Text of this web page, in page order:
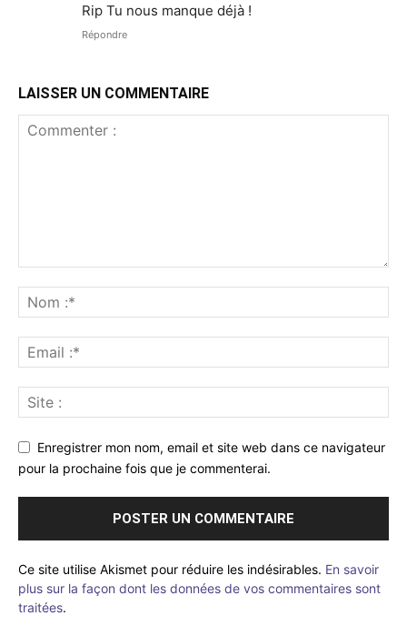
Rip Tu nous manque déjà !
Répondre
LAISSER UN COMMENTAIRE
Enregistrer mon nom, email et site web dans ce navigateur
pour la prochaine fois que je commenterai.
Ce site utilise Akismet pour réduire les indésirables. En savoir
plus sur la façon dont les données de vos commentaires sont
traitées.